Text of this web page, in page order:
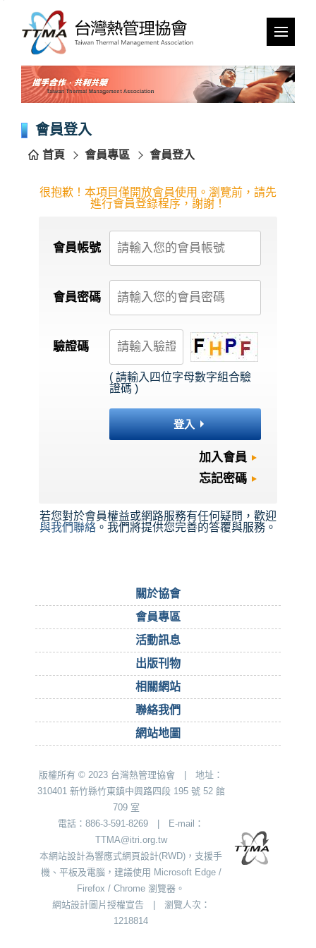
跳
會員登入
首頁 會員專區 會員登入
很抱歉！本項目僅開放會員使用。瀏覽前，請先
進行會員登錄程序，謝謝！
會員帳號
會員密碼
驗證碼
( 請輸入四位字母數字組合驗
證碼 )
登入
加入會員
忘記密碼
若您對於會員權益或網路服務有任何疑問，歡迎
與我們聯絡 。我們將提供您完善的答覆與服務。
關於協會
會員專區
活動訊息
出版刊物
相關網站
聯絡我們
網站地圖
版權所有 © 2023 台灣熱管理協會 | 地址：
310401 新竹縣竹東鎮中興路四段 195 號 52 館
709 室
電話：886-3-591-8269 | E-mail：
TTMA@itri.org.tw
本網站設計為響應式網頁設計(RWD)，支援手
機、平板及電腦，建議使用 Microsoft Edge /
Firefox / Chrome 瀏覽器。
網站設計圖片授權宣告| 瀏覽人次：
1218814